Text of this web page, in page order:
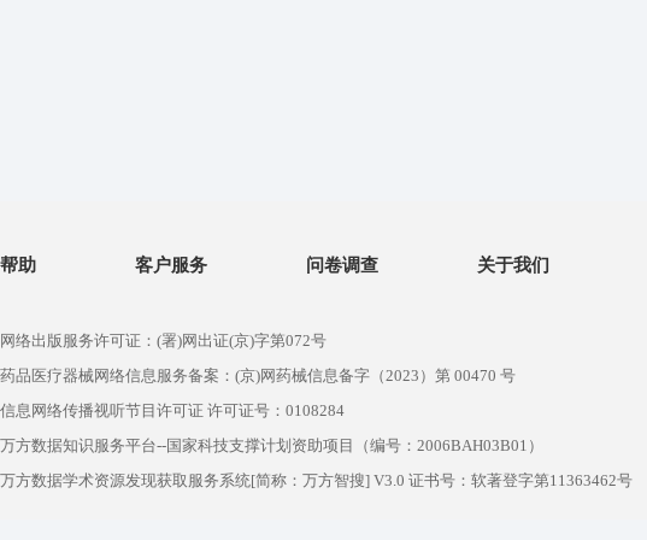
帮助 客户服务 问卷调查 关于我们
网络出版服务许可证：(署)网出证(京)字第072号
药品医疗器械网络信息服务备案：(京)网药械信息备字（2023）第 00470 号
信息网络传播视听节目许可证 许可证号：0108284
万方数据知识服务平台--国家科技支撑计划资助项目（编号：2006BAH03B01）
万方数据学术资源发现获取服务系统[简称：万方智搜] V3.0 证书号：软著登字第11363462号